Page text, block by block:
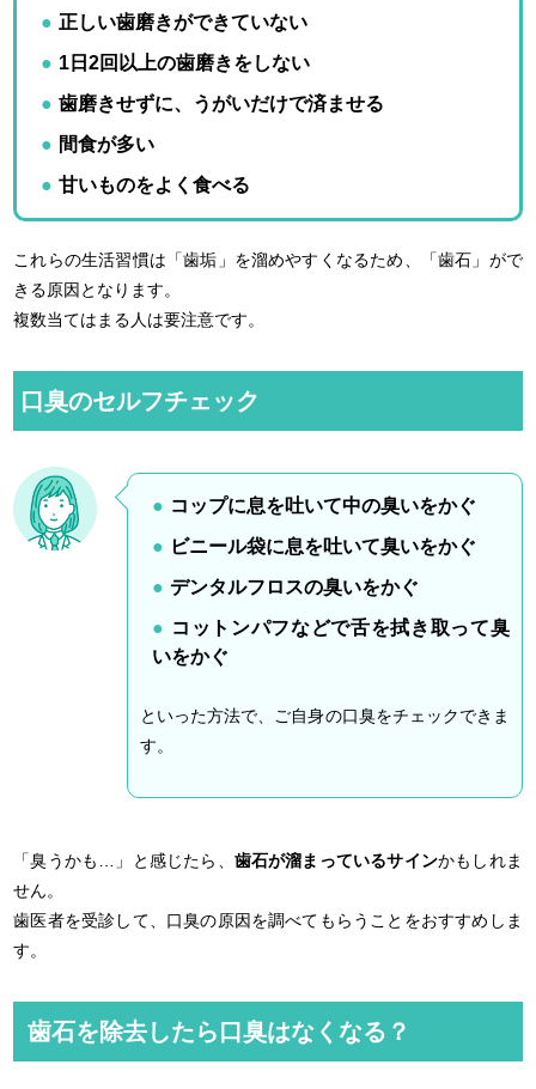
正しい歯磨きができていない
1日2回以上の歯磨きをしない
歯磨きせずに、うがいだけで済ませる
間食が多い
甘いものをよく食べる
これらの生活習慣は「歯垢」を溜めやすくなるため、「歯石」がで
きる原因となります。
複数当てはまる人は要注意です。
口臭のセルフチェック
コップに息を吐いて中の臭いをかぐ
ビニール袋に息を吐いて臭いをかぐ
デンタルフロスの臭いをかぐ
コットンパフなどで舌を拭き取って臭
いをかぐ
といった方法で、ご自身の口臭をチェックできま
す。
「臭うかも…」と感じたら、 歯石が溜まっているサインかもしれま
せん。
歯医者を受診して、口臭の原因を調べてもらうことをおすすめしま
す。
歯石を除去したら口臭はなくなる？